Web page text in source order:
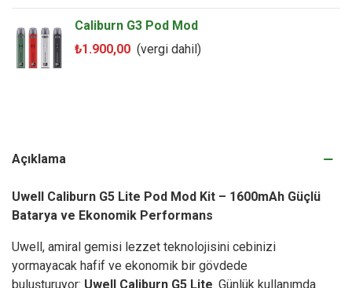
Caliburn G3 Pod Mod
₺1.900,00 (vergi dahil)
Açıklama
Uwell Caliburn G5 Lite Pod Mod Kit – 1600mAh Güçlü
Batarya ve Ekonomik Performans
Uwell, amiral gemisi lezzet teknolojisini cebinizi
yormayacak hafif ve ekonomik bir gövdede
buluşturuyor: Uwell Caliburn G5 Lite. Günlük kullanımda